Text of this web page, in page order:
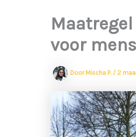
voor
Door Mischa P. / 2